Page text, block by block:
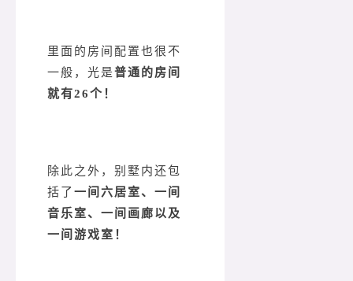
里面的房间配置也很不
一般，光是普通的房间
就有26个！
除此之外，别墅内还包
括了 一间六居室、一间
音乐室、一间画廊以及
一间游戏室！